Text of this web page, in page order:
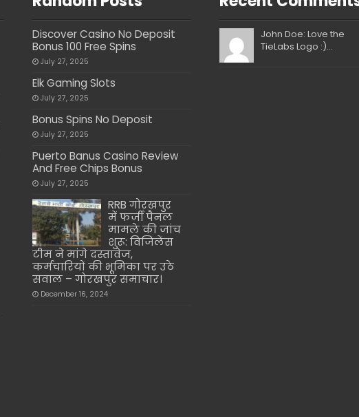
Discover Casino No Deposit
Bonus 100 Free Spins
July 27, 2025
Elk Gaming Slots
July 27, 2025
Bonus Spins No Deposit
July 27, 2025
Puerto Banus Casino Review
And Free Chips Bonus
July 27, 2025
RRB गोरखपुर
में फर्जी पैनल
मामले की जांच
शुरू: विजिलेंस
टीम ने मांगे दस्तावेज,
कर्मचारियों की भूमिका पर उठे
सवाल – गोरखपुर समाचार।
December 16, 2024
John Doe: Love the
TieLabs Logo :)...